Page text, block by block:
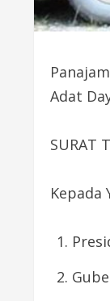
Adat
SURAT
Kepada